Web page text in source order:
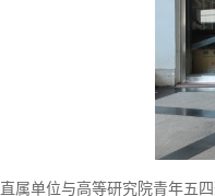
直属单位与高等研究院青年五